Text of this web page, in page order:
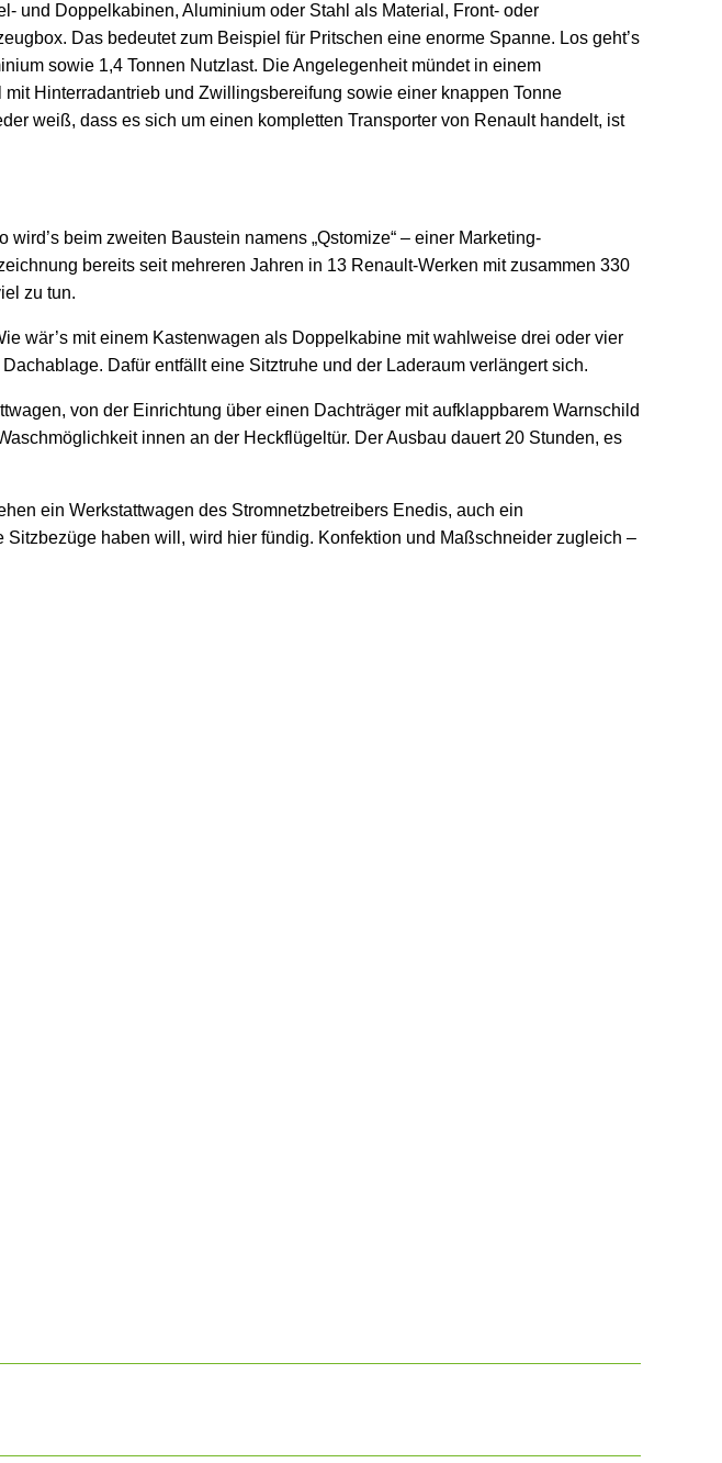
und Doppelkabinen, Aluminium oder Stahl als Material, Front- oder
Das bedeutet zum Beispiel für Pritschen eine enorme Spanne. Los geht’s
sowie 1,4 Tonnen Nutzlast. Die Angelegenheit mündet in einem
Hinterradantrieb und Zwillingsbereifung sowie einer knappen Tonne
weiß, dass es sich um einen kompletten Transporter von Renault handelt, ist
beim zweiten Baustein namens „Qstomize“ – einer Marketing-
bereits seit mehreren Jahren in 13 Renault-Werken mit zusammen 330
zu tun.
wär’s mit einem Kastenwagen als Doppelkabine mit wahlweise drei oder vier
Dafür entfällt eine Sitztruhe und der Laderaum verlängert sich.
von der Einrichtung über einen Dachträger mit aufklappbarem Warnschild
innen an der Heckflügeltür. Der Ausbau dauert 20 Stunden, es
ein Werkstattwagen des Stromnetzbetreibers Enedis, auch ein
haben will, wird hier fündig. Konfektion und Maßschneider zugleich –